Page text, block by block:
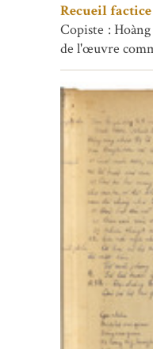
Recueil
Copiste :
de l'œuvre